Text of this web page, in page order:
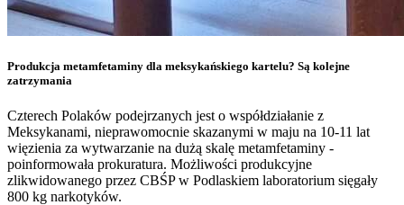
Produkcja metamfetaminy dla meksykańskiego kartelu? Są kolejne
zatrzymania
Czterech Polaków podejrzanych jest o współdziałanie z
Meksykanami, nieprawomocnie skazanymi w maju na 10-11 lat
więzienia za wytwarzanie na dużą skalę metamfetaminy -
poinformowała prokuratura. Możliwości produkcyjne
zlikwidowanego przez CBŚP w Podlaskiem laboratorium sięgały
800 kg narkotyków.